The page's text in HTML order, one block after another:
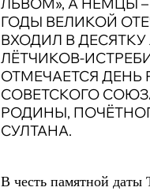
ЛЬВОМ», А НЕМЦЫ
ГОДЫ ВЕЛИКОЙ
ВХОДИЛ В
ЛЁТЧИКОВ-
ОТМЕЧАЕТСЯ
СОВЕТСКОГО
РОДИНЫ,
СУЛТАНА.
В честь памятной даты